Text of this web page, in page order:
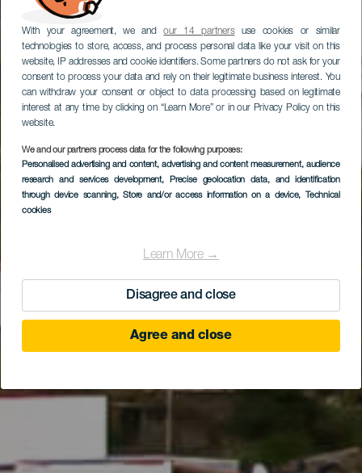
With your agreement, we andour 14 partnersuse cookies or similar
technologies to store, access, and process personal data like your visit on this
website, IP addresses and cookie identifiers. Some partners do not ask for your
consent to process your data and rely on their legitimate business interest. You
can withdraw your consent or object to data processing based on legitimate
interest at any time by clicking on “Learn More” or in our Privacy Policy on this
website.
We and our partners process data for the following purposes:
Personalised advertising and content, advertising and content measurement, audience
research and services development, Precise geolocation data, and identification
through device scanning, Store and/or access information on a device, Technical
cookies
Learn More →
Disagree and close
Agree and close
Los Llanillos
EL HIERRO